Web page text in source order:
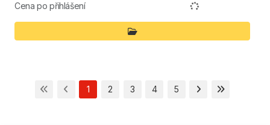
Cena po přihlášení
1 2 3 4 5